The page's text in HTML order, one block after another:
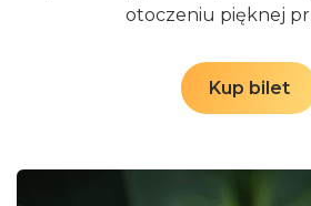
otoczeniu pięknej
Kup bilet